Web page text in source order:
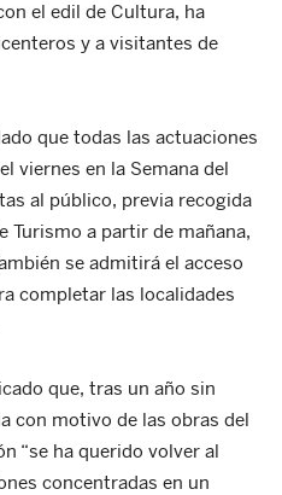
el edil de Cultura, ha
y a visitantes de
que todas las actuaciones
viernes en la Semana del
al público, previa recogida
Turismo a partir de mañana,
se admitirá el acceso
completar las localidades
que, tras un año sin
con motivo de las obras del
“se ha querido volver al
concentradas en un